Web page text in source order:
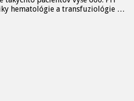
hematológie a transfuziológie …